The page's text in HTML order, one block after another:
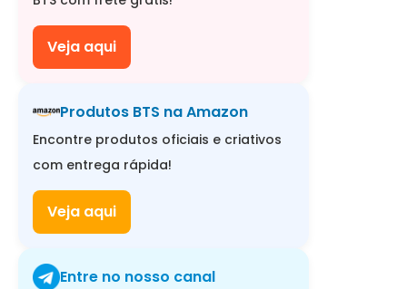
Veja aqui
Produtos BTS na Amazon
Encontre produtos oficiais e criativos
com entrega rápida!
Veja aqui
Entre no nosso canal